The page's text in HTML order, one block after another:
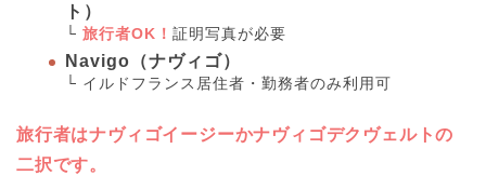
ト）
└ 旅行者OK！ 証明写真が必要
Navigo（ナヴィゴ）
└ イルドフランス居住者・勤務者のみ利用可
旅行者はナヴィゴイージーかナヴィゴデクヴェルトの
二択です。